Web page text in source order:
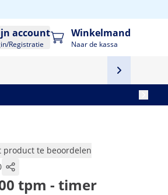
account
Registratie
Winkelmand
Naar de kassa
product te beoordelen
tpm - timer